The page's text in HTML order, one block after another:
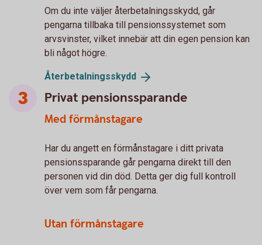
Om du inte väljer återbetalningsskydd, går
pengarna tillbaka till pensionssystemet som
arvsvinster, vilket innebär att din egen pension kan
bli något högre.
Återbetalningsskydd
Privat pensionssparande
Med förmånstagare
Har du angett en förmånstagare i ditt privata
pensionssparande går pengarna direkt till den
personen vid din död. Detta ger dig full kontroll
över vem som får pengarna.
Utan förmånstagare